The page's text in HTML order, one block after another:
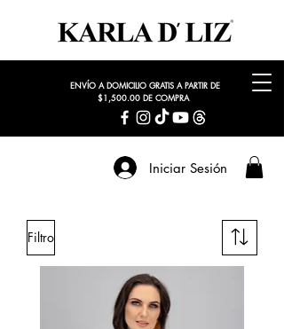
ENVÍO A DOMICILIO GRATIS A PARTIR DE
$1,500.00 DE COMPRA
Iniciar Sesión
Filtro